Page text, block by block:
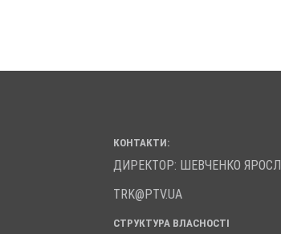
КОНТАКТИ:
ДИРЕКТОР: ШЕВЧЕНКО
TRK@PTV.UA
СТРУКТУРА ВЛАСНОСТІ